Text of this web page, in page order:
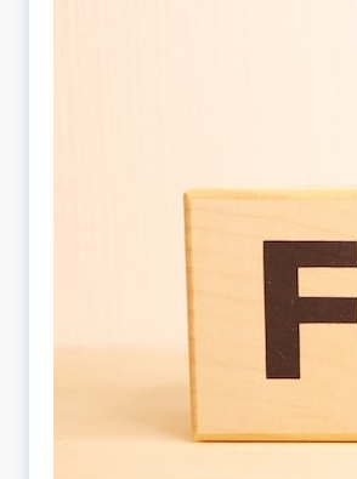
6. COTOHA Chat & FAQ
て、目的に合わせて選定しよう！